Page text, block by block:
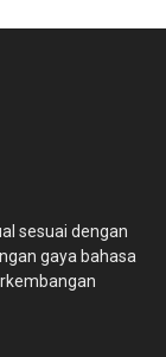
sesuai dengan
gaya bahasa